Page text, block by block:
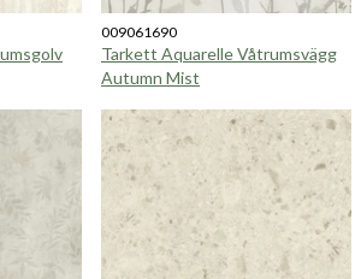
009061690
Tarkett Aquarelle Våtrumsvägg
Autumn Mist